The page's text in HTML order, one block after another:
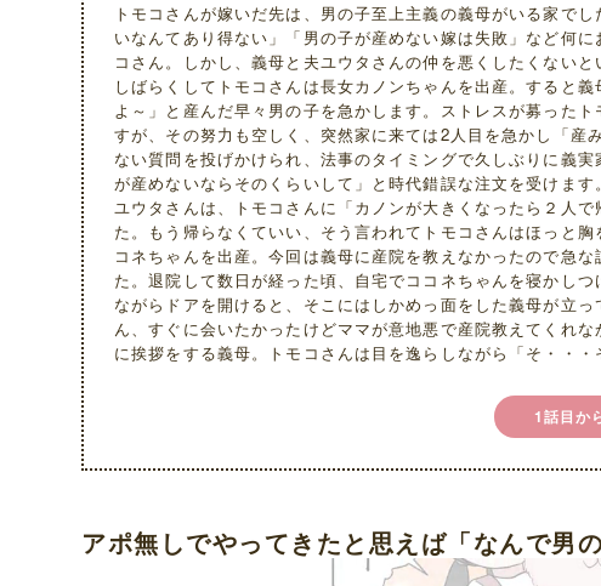
トモコさんが嫁いだ先は、男の子至上主義の義母がいる家で
いなんてあり得ない」「男の子が産めない嫁は失敗」など何
コさん。しかし、義母と夫ユウタさんの仲を悪くしたくない
しばらくしてトモコさんは長女カノンちゃんを出産。すると
よ～」と産んだ早々男の子を急かします。ストレスが募った
すが、その努力も空しく、突然家に来ては2人目を急かし「
ない質問を投げかけられ、法事のタイミングで久しぶりに義
が産めないならそのくらいして」と時代錯誤な注文を受けま
ユウタさんは、トモコさんに「カノンが大きくなったら２人
た。もう帰らなくていい、そう言われてトモコさんはほっと
コネちゃんを出産。今回は義母に産院を教えなかったので急
た。退院して数日が経った頃、自宅でココネちゃんを寝かし
ながらドアを開けると、そこにはしかめっ面をした義母が立
ん、すぐに会いたかったけどママが意地悪で産院教えてくれ
に挨拶をする義母。トモコさんは目を逸らしながら「そ・・・
1話目か
アポ無しでやってきたと思えば「なんで男